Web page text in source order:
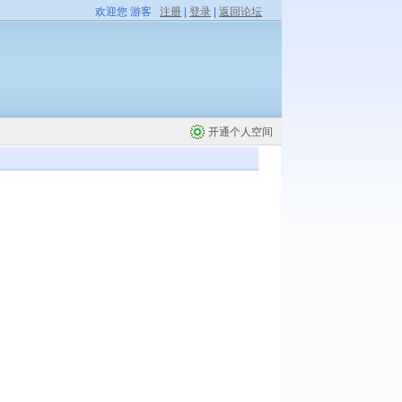
欢迎您 游客注册 |登录 |返回论坛
开通个人空间